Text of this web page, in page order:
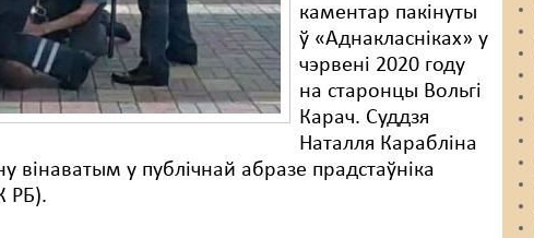
каментар пакінуты
ў «Аднакласніках» у
чэрвені 2020 году
на старонцы Вольгі
Карач. Суддзя
Наталля Карабліна
вінаватым у публічнай абразе прадстаўніка
РБ).